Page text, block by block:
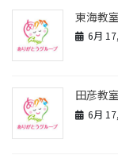
東海教
6月
田彦教
6月